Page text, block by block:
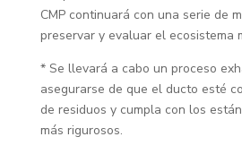
CMP continuará con una serie de
preservar y evaluar el ecosistema
* Se llevará a cabo un proceso
asegurarse de que el ducto esté
de residuos y cumpla con los
más rigurosos.